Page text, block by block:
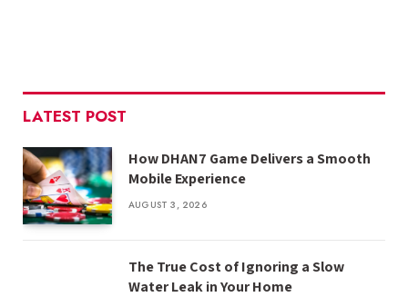
LATEST POST
How DHAN7 Game Delivers a Smooth
Mobile Experience
AUGUST 3, 2026
The True Cost of Ignoring a Slow
Water Leak in Your Home